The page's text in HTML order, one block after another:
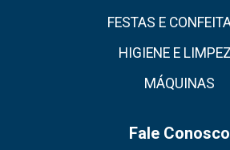
FESTAS E
HIGIENE E
MÁQUINAS
Fale Conosco